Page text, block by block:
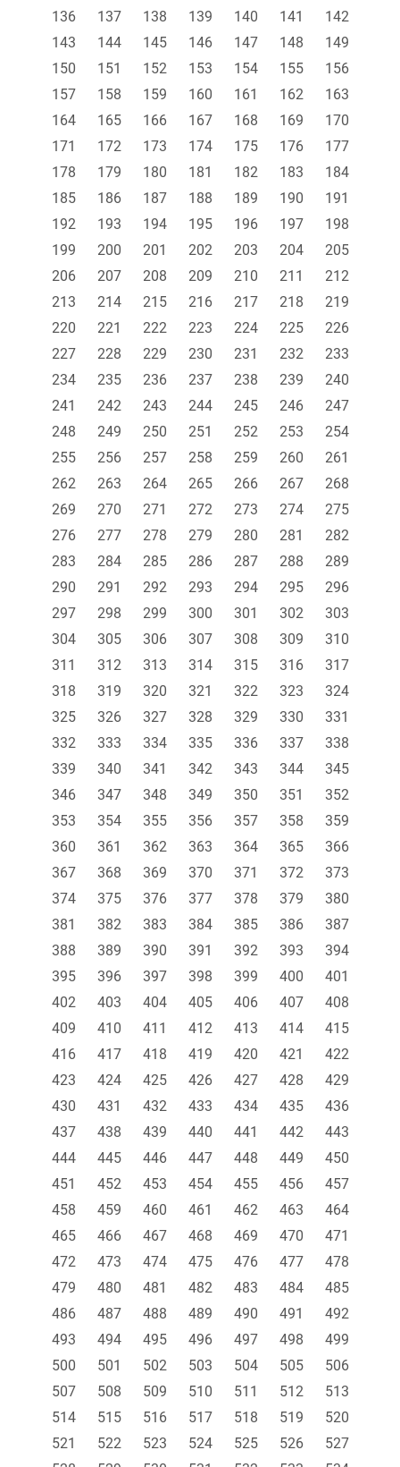
136
137 138 139 140 141
142
143
144 145 146 147 148
149
150
151 152 153 154 155
156
157
158 159 160 161 162
163
164
165 166 167 168 169
170
171
172 173 174 175 176
177
178
179 180 181 182 183
184
185
186 187 188 189 190
191
192
193 194 195 196 197
198
199
200 201 202 203 204
205
206
207 208 209 210 211
212
213
214 215 216 217 218
219
220
221 222 223 224 225
226
227
228 229 230 231 232
233
234
235 236 237 238 239
240
241
242 243 244 245 246
247
248
249 250 251 252 253
254
255
256 257 258 259 260
261
262
263 264 265 266 267
268
269
270 271 272 273 274
275
276
277 278 279 280 281
282
283
284 285 286 287 288
289
290
291 292 293 294 295
296
297
298 299 300 301 302
303
304
305 306 307 308 309
310
311
312 313 314 315 316
317
318
319 320 321 322 323
324
325
326 327 328 329 330
331
332
333 334 335 336 337
338
339
340 341 342 343 344
345
346
347 348 349 350 351
352
353
354 355 356 357 358
359
360
361 362 363 364 365
366
367
368 369 370 371 372
373
374
375 376 377 378 379
380
381
382 383 384 385 386
387
388
389 390 391 392 393
394
395
396 397 398 399 400
401
402
403 404 405 406 407
408
409
410 411 412 413 414
415
416
417 418 419 420 421
422
423
424 425 426 427 428
429
430
431 432 433 434 435
436
437
438 439 440 441 442
443
444
445 446 447 448 449
450
451
452 453 454 455 456
457
458
459 460 461 462 463
464
465
466 467 468 469 470
471
472
473 474 475 476 477
478
479
480 481 482 483 484
485
486
487 488 489 490 491
492
493
494 495 496 497 498
499
500
501 502 503 504 505
506
507
508 509 510 511 512
513
514
515 516 517 518 519
520
521
522 523 524 525 526
527